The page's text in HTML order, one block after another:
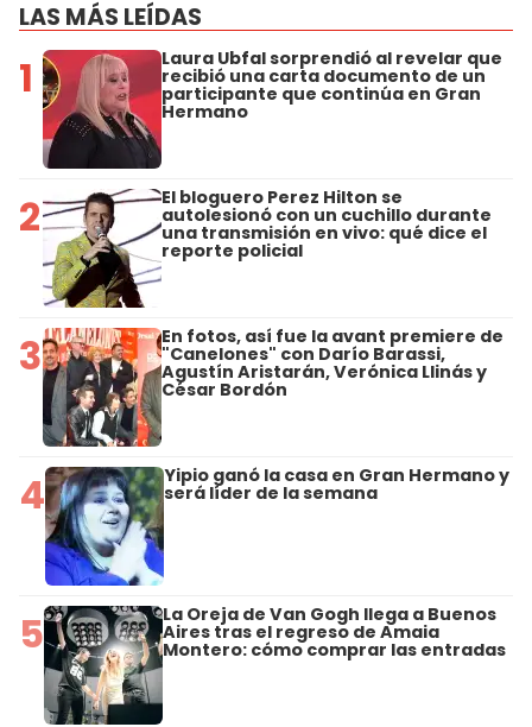
LAS MÁS LEÍDAS
1 Laura Ubfal sorprendió al revelar que
recibió una carta documento de un
participante que continúa en Gran
Hermano
2 El bloguero Perez Hilton se
autolesionó con un cuchillo durante
una transmisión en vivo: qué dice el
reporte policial
3 En fotos, así fue la avant premiere de
"Canelones" con Darío Barassi,
Agustín Aristarán, Verónica Llinás y
César Bordón
4 Yipio ganó la casa en Gran Hermano y
será líder de la semana
5 La Oreja de Van Gogh llega a Buenos
Aires tras el regreso de Amaia
Montero: cómo comprar las entradas